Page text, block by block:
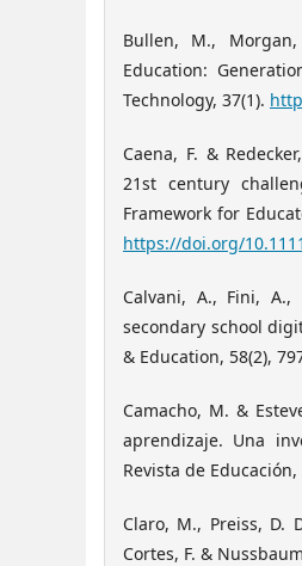
Bullen, M.,
Education:
Technology, 37(1).
Caena, F. &
21st century
Framework for
https://doi.org/
Calvani, A., Fini, A.,
secondary school
& Education, 58(2),
Camacho, M. &
aprendizaje. Una
Revista de Educación,
Claro, M., Preiss, D.
Cortes, F. &